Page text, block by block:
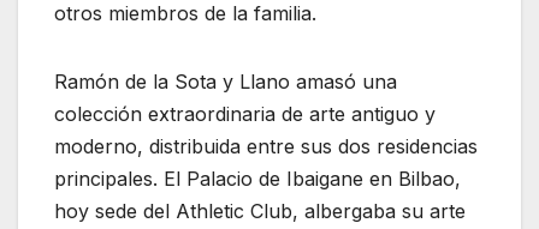
otros miembros de la familia.
Ramón de la Sota y Llano amasó una
colección extraordinaria de arte antiguo y
moderno, distribuida entre sus dos residencias
principales. El Palacio de Ibaigane en Bilbao,
hoy sede del Athletic Club, albergaba su arte